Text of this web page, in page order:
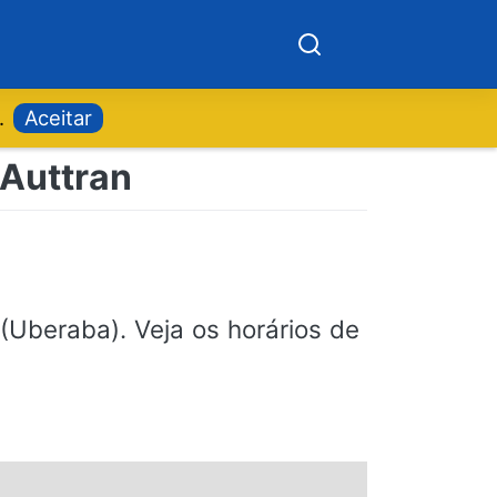
Aceitar
Veja os horários de